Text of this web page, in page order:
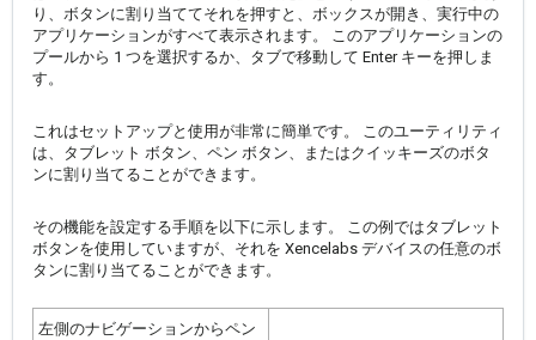
り、ボタンに割り当ててそれを押すと、ボックスが開き、実行中の
アプリケーションがすべて表示されます。 このアプリケーションの
プールから 1 つを選択するか、タブで移動して Enter キーを押しま
す。
これはセットアップと使用が非常に簡単です。 このユーティリティ
は、タブレット ボタン、ペン ボタン、またはクイッキーズのボタ
ンに割り当てることができます。
その機能を設定する手順を以下に示します。 この例ではタブレット
ボタンを使用していますが、それを Xencelabs デバイスの任意のボ
タンに割り当てることができます。
左側のナビゲーションからペン